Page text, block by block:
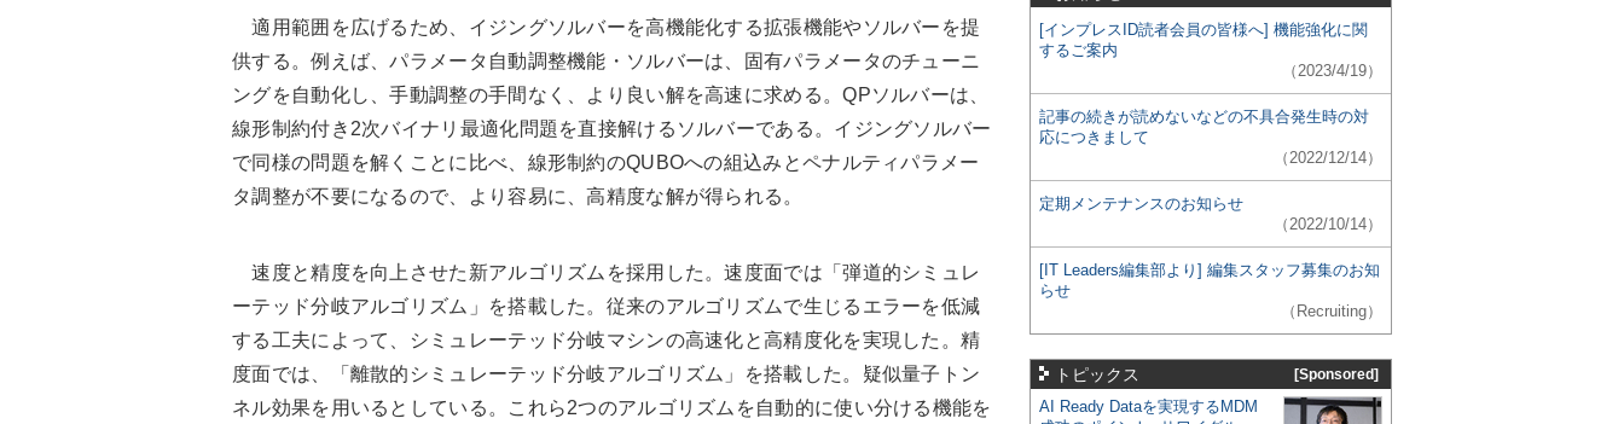
適用範囲を広げるため、イジングソルバーを高機能化する拡張機能やソルバーを提
供する。例えば、パラメータ自動調整機能・ソルバーは、固有パラメータのチューニ
ングを自動化し、手動調整の手間なく、より良い解を高速に求める。QPソルバーは、
線形制約付き2次バイナリ最適化問題を直接解けるソルバーである。イジングソルバー
で同様の問題を解くことに比べ、線形制約のQUBOへの組込みとペナルティパラメー
タ調整が不要になるので、より容易に、高精度な解が得られる。
速度と精度を向上させた新アルゴリズムを採用した。速度面では「弾道的シミュレ
ーテッド分岐アルゴリズム」を搭載した。従来のアルゴリズムで生じるエラーを低減
する工夫によって、シミュレーテッド分岐マシンの高速化と高精度化を実現した。精
度面では、「離散的シミュレーテッド分岐アルゴリズム」を搭載した。疑似量子トン
ネル効果を用いるとしている。これら2つのアルゴリズムを自動的に使い分ける機能を
[インプレスID読者会員の皆様へ] 機能強化に関
するご案内
（2023/4/19）
記事の続きが読めないなどの不具合発生時の対
応につきまして
（2022/12/14）
定期メンテナンスのお知らせ
（2022/10/14）
[IT Leaders編集部より] 編集スタッフ募集のお知
らせ
（Recruiting）
トピックス [Sponsored]
AI Ready Dataを実現するMDM